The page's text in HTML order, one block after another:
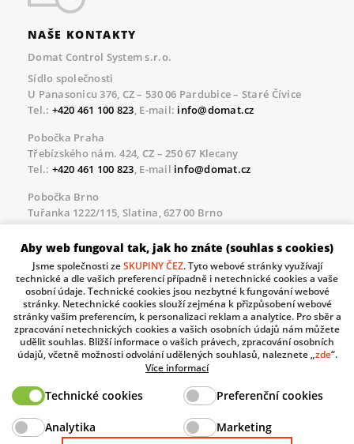
NAŠE KONTAKTY
Domat Control System s.r.o.
Sídlo společnosti
U Panasonicu 376, CZ – 530 06 Pardubice – Staré Čívice
Tel.: +420 461 100 823, E-mail: info@domat.cz
Pobočka Praha
Třebízského nám. 424, CZ – 250 67 Klecany
Tel.: +420 461 100 823, E-mail info@domat.cz
Pobočka Brno
Tuřanka 1222/115, Slatina, 627 00 Brno
Tel.:+420 461 100 823, E-mailinfo@domat.cz
Servisní linka pro námi realizované akce
Po – Pá 8.30 – 17.00
tel:+420 733 421 878, E-mailservis@domat.cz
Technická podpora:
Tel.:+420 461 100 666 , WhatsApp:+420 603 735 402
Informace o zpracovávaných osobních údajích.
Ministry of Industry and Trade of the Czech Republic
Aby web fungoval tak, jak ho znáte (souhlas s cookies)
Jsme společnosti zeSKUPINY ČEZ. Tyto webové stránky využívají
technické a dle vašich preferencí případně i netechnické cookies a vaše
osobní údaje. Technické cookies jsou nezbytné k fungování webové
stránky. Netechnické cookies slouží zejména k přizpůsobení webové
stránky vašim preferencím, k personalizaci reklam a analytice. Pro sběr a
zpracování netechnických cookies a vašich osobních údajů nám můžete
udělit souhlas. Bližší informace o vašich právech, zpracování osobních
údajů, včetně možnosti odvolání udělených souhlasů, naleznete „zde“.
Více informací
Technické cookies Preferenční cookies
Analytika Marketing